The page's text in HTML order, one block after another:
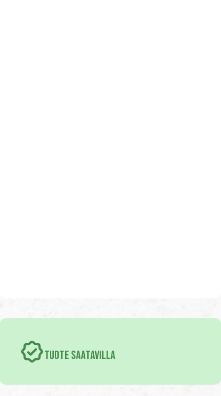
TUOTE SAATAVILLA